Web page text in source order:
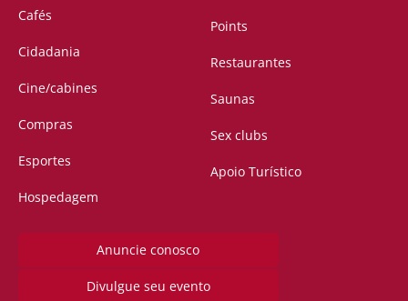
Cafés
Cidadania
Cine/cabines
Compras
Esportes
Hospedagem
Points
Restaurantes
Saunas
Sex clubs
Apoio Turístico
Anuncie conosco
Divulgue seu evento